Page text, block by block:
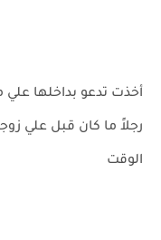
أخذت تدعو بداخلها
رجلاً ما كان قبل علي
الوقت